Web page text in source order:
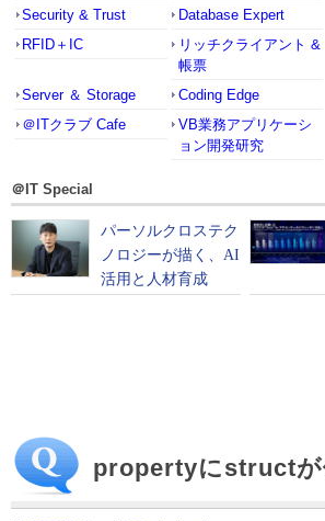
Security & Trust
Database Expert
RFID＋IC
リッチクライアント &
帳票
Server ＆ Storage
Coding Edge
＠ITクラブ Cafe
VB業務アプリケーシ
ョン開発研究
＠IT Special
propertyにstructが